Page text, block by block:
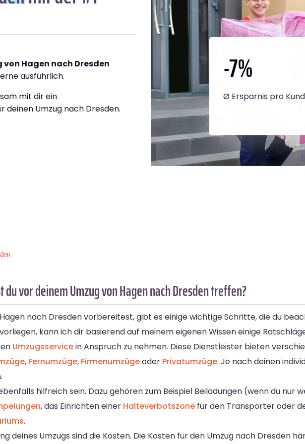
von Hagen nach Dresden
ausführlich.
mit dir ein
deinen Umzug nach Dresden.
-7%
Ø Ersparnis pro
vor deinem Umzug von Hagen nach Dresden treffen?
nach Dresden vorbereitest, gibt es einige wichtige Schritte, die du
kann ich dir basierend auf meinem eigenen Wissen einige
Umzugsservicein Anspruch zu nehmen. Diese Dienstleister bieten
, Fernumzüge, Firmenumzügeoder Privatumzüge. Je nach deinen
hilfreich sein. Dazu gehören zum Beispiel Beiladungen (wenn du nur
, das Einrichten einer Halteverbotszone für den Transporter oder
.
deines Umzugs sind die Kosten. Die Kosten für den Umzug nach Dresden